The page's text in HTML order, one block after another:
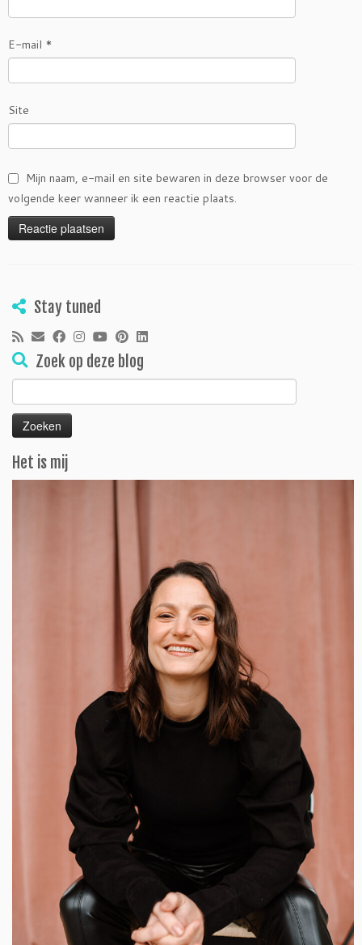
E-mail *
Site
Mijn naam, e-mail en site bewaren in deze browser voor de
volgende keer wanneer ik een reactie plaats.
Stay tuned
Zoek op deze blog
naar:
Het is mij